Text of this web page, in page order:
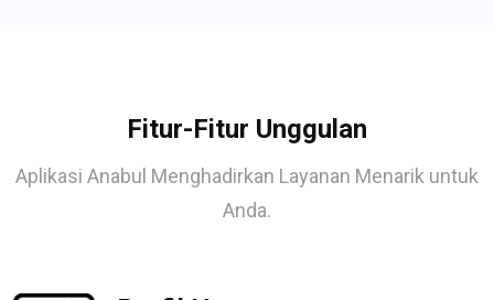
Fitur-Fitur Unggulan
Aplikasi Anabul Menghadirkan Layanan Menarik untuk
Anda.